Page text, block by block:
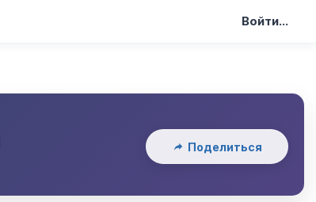
Войти...
Поделиться